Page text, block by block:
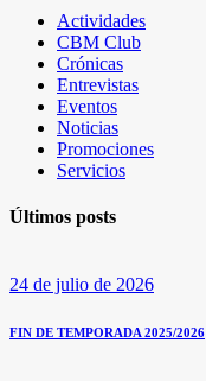
Actividades
CBM Club
Crónicas
Entrevistas
Eventos
Noticias
Promociones
Servicios
Últimos posts
24 de julio de 2026
FIN DE TEMPORADA 2025/2026